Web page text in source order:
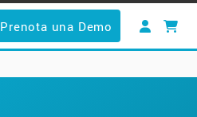
Prenota una Demo